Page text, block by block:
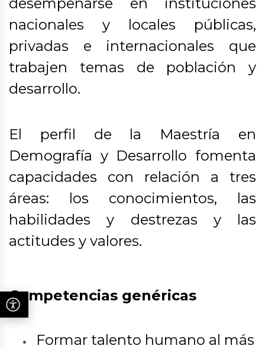
nacionales y locales públicas,
privadas e internacionales que
trabajen temas de población y
desarrollo.
El perfil de la Maestría en
Demografía y Desarrollo fomenta
capacidades con relación a tres
áreas: los conocimientos, las
habilidades y destrezas y las
actitudes y valores.
Competencias genéricas
Formar talento humano al más